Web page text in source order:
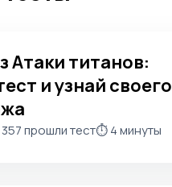
Атаки титанов:
и узнай своего
прошли тест⏱️ 4 минуты